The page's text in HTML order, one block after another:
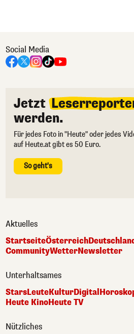
Social Media
Jetzt
werden.
Für jedes Foto in "Heute" oder jedes
auf Heute.at gibt es 50 Euro.
So geht's
Aktuelles
StartseiteÖsterreich
CommunityWetterNewsletter
Unterhaltsames
StarsLeuteKulturDigital
Heute KinoHeute TV
Nützliches